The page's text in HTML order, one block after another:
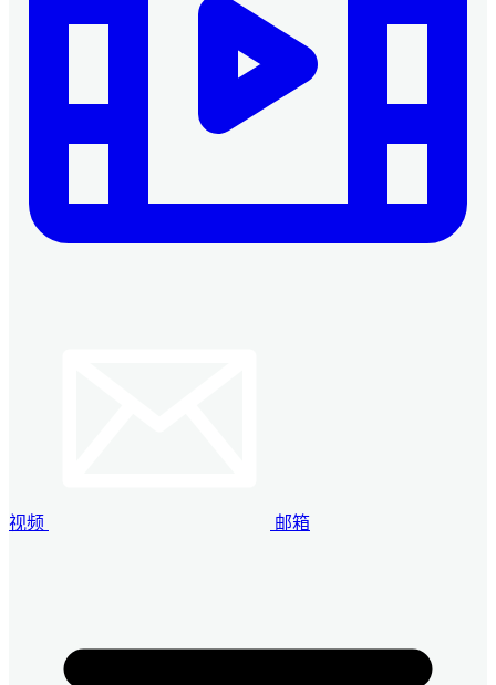
视频 邮箱